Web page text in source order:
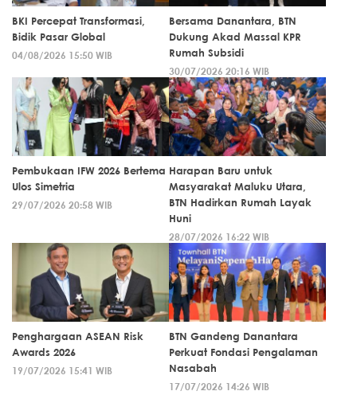
BKI Percepat Transformasi,
Bidik Pasar Global
04/08/2026 15:50 WIB
Bersama Danantara, BTN
Dukung Akad Massal KPR
Rumah Subsidi
30/07/2026 20:16 WIB
Pembukaan IFW 2026 Bertema
Ulos Simetria
29/07/2026 20:58 WIB
Harapan Baru untuk
Masyarakat Maluku Utara,
BTN Hadirkan Rumah Layak
Huni
28/07/2026 16:22 WIB
Penghargaan ASEAN Risk
Awards 2026
19/07/2026 15:41 WIB
BTN Gandeng Danantara
Perkuat Fondasi Pengalaman
Nasabah
17/07/2026 14:26 WIB